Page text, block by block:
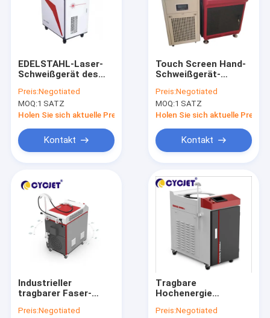
Produkte
Über uns
Fabrik-Ausflug
EDELSTAHL-Laser-
Schweißgerät des
Preis:Negotiated
MOQ:1 SATZ
Holen Sie sich aktuelle Preis
Kontakt
Touch Screen Hand-
Schweißgerät-
Laser-1500W
Preis:Negotiated
MOQ:1 SATZ
Holen Sie sich aktuelle Preis
Kontakt
Industrieller
tragbarer Faser-
Laser-Schweißgerät-
Preis:Negotiated
Tragbare
Hochenergie
Laser-Schweißer-
Preis:Negotiated